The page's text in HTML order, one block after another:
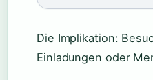
Die Implikation:
Einladungen oder